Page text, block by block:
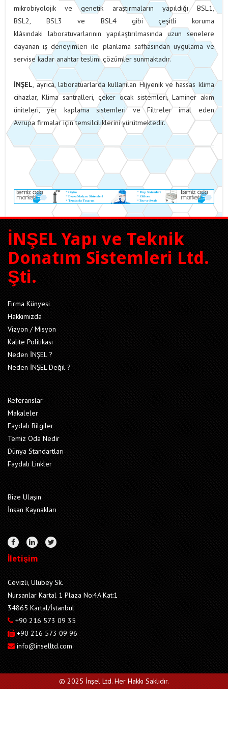
mikrobiyolojik ve genetik araştırmaların yapıldığı BSL1,
BSL2, BSL3 ve BSL4 gibi çeşitli koruma
klâsındaki laboratuvarlarının yapılaştırılmasında uzun senelere
dayanan iş deneyimleri ile planlama safhasından uygulama ve
servise kadar anahtar teslimi çözümler sunmaktadır.
İNŞEL, ayrıca, laboratuarlarda kullanılan Hijyenik ve hassas klima
cihazlar, Klima santralleri, çeker ocak sistemleri, Laminer akım
üniteleri, yer kaplama sistemleri ve Filtreler imal eden
Avrupa firmalar için temsilciliklerini yürütmektedir.
İNŞEL Yapı ve Teknik
Donatım Sistemleri Ltd.
Şti.
Firma Künyesi
Hakkımızda
Vizyon / Misyon
Kalite Politikası
Neden İNŞEL ?
Neden İNŞEL Değil ?
Referanslar
Makaleler
Faydalı Bilgiler
Temiz Oda Nedir
Dünya Standartları
Faydalı Linkler
Bize Ulaşın
İnsan Kaynakları
İletişim
Cevizli, Ulubey Sk.
Nursanlar Kartal 1 Plaza No:4A Kat:1
34865 Kartal/İstanbul
+90 216 573 09 35
+90 216 573 09 96
info@inselltd.com
© 2025 İnşel Ltd. Her Hakkı Saklıdır.